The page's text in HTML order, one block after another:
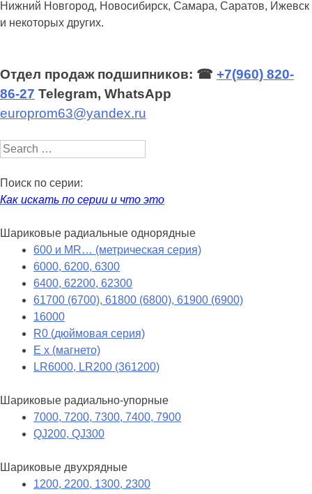
Нижний Новгород, Новосибирск, Самара, Саратов, Ижевск
и некоторых других.
Отдел продаж подшипников: ☎ +7(960) 820-
86-27 Telegram, WhatsApp
europrom63@yandex.ru
Search
Поиск по серии:
Как искать по серии и что это
Шариковые радиальные однорядные
600 и MR… (метрическая серия)
6000, 6200, 6300
6400, 62200, 62300
61700 (6700), 61800 (6800), 61900 (6900)
16000
R0 (дюймовая серия)
E x (магнето)
LR6000, LR200 (361200)
Шариковые радиально-упорные
7000, 7200, 7300, 7400, 7900
QJ200, QJ300
Шариковые двухрядные
1200, 2200, 1300, 2300